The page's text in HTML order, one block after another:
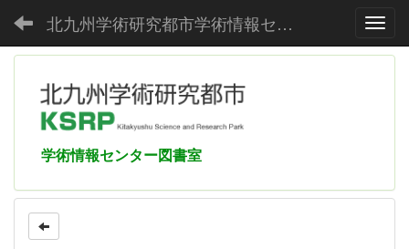
北九州学術研究都市学術情報センター
学術情報センター図書室